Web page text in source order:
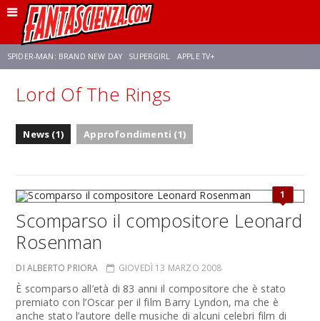
SPIDER-MAN: BRAND NEW DAY SUPERGIRL APPLE TV+
FRANCO RICCIARDIELLO ZENDAYA STAR TREK
Lord Of The Rings
News (1) Approfondimenti (1)
1
Scomparso il compositore Leonard
Rosenman
DI ALBERTO PRIORA GIOVEDÌ 13 MARZO 2008
È scomparso all’età di 83 anni il compositore che è stato
premiato con l’Oscar per il film Barry Lyndon, ma che è
anche stato l’autore delle musiche di alcuni celebri film di